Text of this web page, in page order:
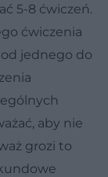
5-8 ćwiczeń.
ćwiczenia
od jednego do
aby nie
grozi to